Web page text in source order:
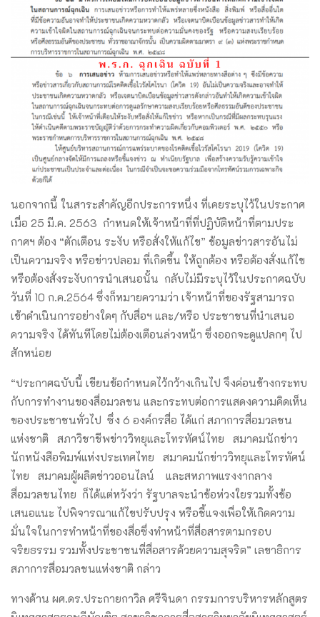
นอกจากนี้ ในสาระสำคัญอีกประการหนึ่ง ที่เคยระบุไว้ในประกาศ
เมื่อ 25 มี.ค. 2563 กำหนดให้เจ้าหน้าที่ที่ปฏิบัติหน้าที่ตามประ
กาศฯ ต้อง “ตักเตือน ระงับ หรือสั่งให้แก้ไข” ข้อมูลข่าวสารอันไม่
เป็นความจริง หรือข่าวปลอม ที่เกิดขึ้น ให้ถูกต้อง หรือต้องสั่งแก้ไข
หรือต้องสั่งระงับการนำเสนอนั้น กลับไม่มีระบุไว้ในประกาศฉบับ
วันที่ 10 ก.ค.2564 ซึ่งก็หมายความว่า เจ้าหน้าที่ของรัฐสามารถ
เข้าดำเนินการอย่างใดๆ กับสื่อฯ และ/หรือ ประชาชนที่นำเสนอ
ความจริง ได้ทันทีโดยไม่ต้องเตือนล่วงหน้า ซึ่งออกจะดูแปลกๆ ไป
สักหน่อย
“ประกาศฉบับนี้ เขียนข้อกำหนดไว้กว้างเกินไป จึงค่อนข้างกระทบ
กับการทำงานของสื่อมวลชน และกระทบต่อการแสดงความคิดเห็น
ของประชาชนทั่วไป ซึ่ง 6 องค์กรสื่อ ได้แก่ สภาการสื่อมวลชน
แห่งชาติ สภาวิชาชีพข่าววิทยุและโทรทัศน์ไทย สมาคมนักข่าว
นักหนังสือพิมพ์แห่งประเทศไทย สมาคมนักข่าววิทยุและโทรทัศน์
ไทย สมาคมผู้ผลิตข่าวออนไลน์ และสหภาพแรงงากลาง
สื่อมวลชนไทย ก็ได้แต่หวังว่า รัฐบาลจะนำข้อห่วงใยรวมทั้งข้อ
เสนอแนะ ไปพิจารณาแก้ไขปรับปรุง หรือชี้แจงเพื่อให้เกิดความ
มั่นใจในการทำหน้าที่ของสื่อซึ่งทำหน้าที่สื่อสารตามกรอบ
จริยธรรม รวมทั้งประชาชนที่สื่อสารด้วยความสุจริต” เลขาธิการ
สภาการสื่อมวลชนแห่งชาติ กล่าว
ทางด้าน ผศ.ดร.ประกายกาวิล ศรีจินดา กรรมการบริหารหลักสูตร